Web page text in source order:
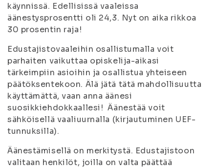
käynnissä. Edellisissä vaaleissa
äänestysprosentti oli 24,3. Nyt on aika rikkoa
30 prosentin raja!
Edustajistovaaleihin osallistumalla voit
parhaiten vaikuttaa opiskelija-aikasi
tärkeimpiin asioihin ja osallistua yhteiseen
päätöksentekoon. Älä jätä tätä mahdollisuutta
käyttämättä, vaan anna äänesi
suosikkiehdokkaallesi! Äänestää voit
sähköisellä vaaliuurnalla (kirjautuminen UEF-
tunnuksilla).
Äänestämisellä on merkitystä. Edustajistoon
valitaan henkilöt, joilla on valta päättää